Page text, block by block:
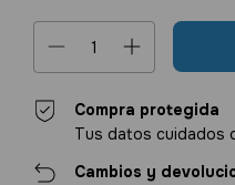
Compra protegida
Tus datos cuidados
Cambios y